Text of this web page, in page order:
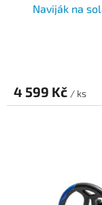
Naviják na
4 599 Kč / ks